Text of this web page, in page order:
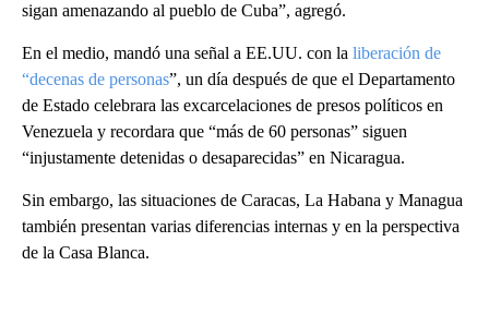
sigan amenazando al pueblo de Cuba”, agregó.
En el medio, mandó una señal a EE.UU. con la liberación de
“decenas de personas”, un día después de que el Departamento
de Estado celebrara las excarcelaciones de presos políticos en
Venezuela y recordara que “más de 60 personas” siguen
“injustamente detenidas o desaparecidas” en Nicaragua.
Sin embargo, las situaciones de Caracas, La Habana y Managua
también presentan varias diferencias internas y en la perspectiva
de la Casa Blanca.